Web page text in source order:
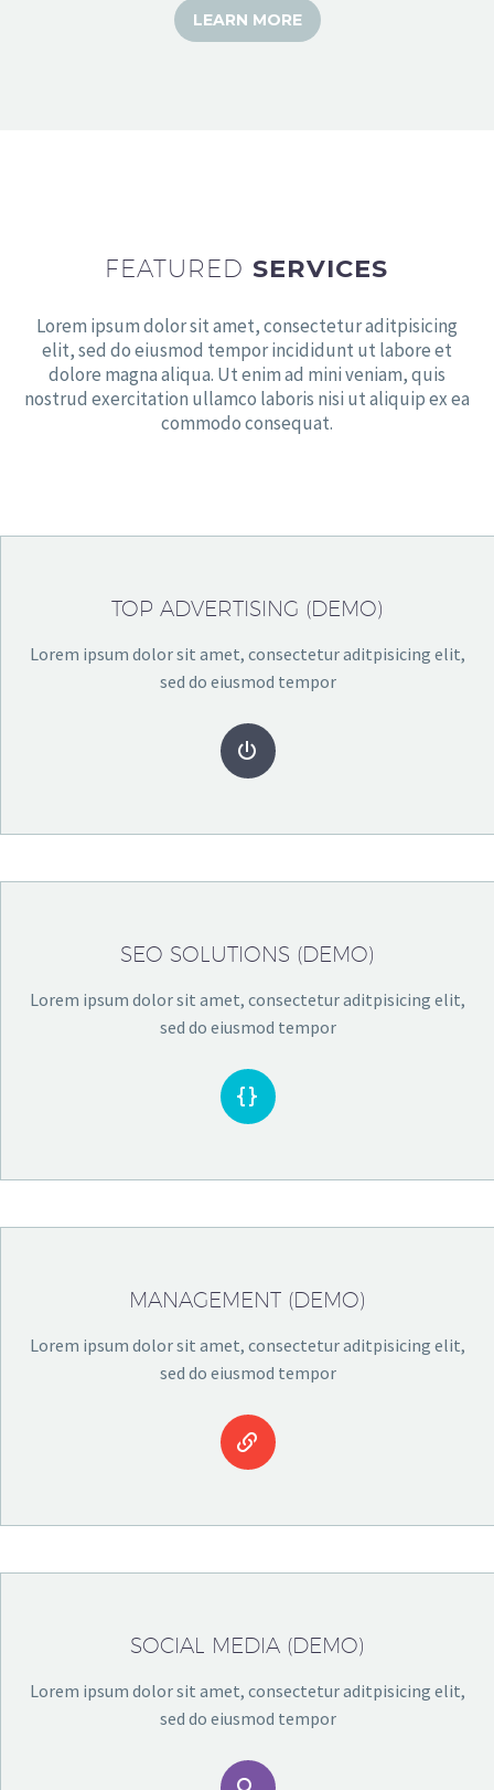
LEARN MORE
FEATURED SERVICES
Lorem ipsum dolor sit amet, consectetur aditpisicing
elit, sed do eiusmod tempor incididunt ut labore et
dolore magna aliqua. Ut enim ad mini veniam, quis
nostrud exercitation ullamco laboris nisi ut aliquip ex ea
commodo consequat.
TOP ADVERTISING (DEMO)
Lorem ipsum dolor sit amet, consectetur aditpisicing elit,
sed do eiusmod tempor


SEO SOLUTIONS (DEMO)
Lorem ipsum dolor sit amet, consectetur aditpisicing elit,
sed do eiusmod tempor


MANAGEMENT (DEMO)
Lorem ipsum dolor sit amet, consectetur aditpisicing elit,
sed do eiusmod tempor


SOCIAL MEDIA (DEMO)
Lorem ipsum dolor sit amet, consectetur aditpisicing elit,
sed do eiusmod tempor